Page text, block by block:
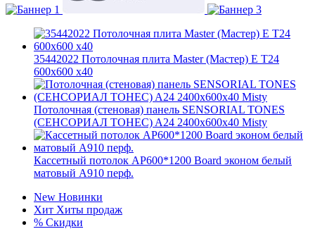
35442022 Потолочная плита Master (Мастер) E T24
600x600 x40
Потолочная (стеновая) панель SENSORIAL TONES
(СЕНСОРИАЛ ТОНЕС) A24 2400x600x40 Misty
Кассетный потолок AP600*1200 Board эконом белый
матовый А910 перф.
New Новинки
Хит Хиты продаж
% Скидки